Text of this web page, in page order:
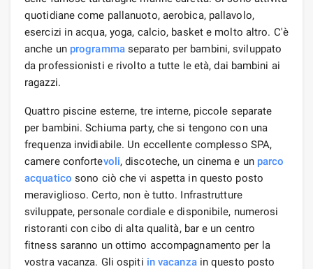
quotidiane come pallanuoto, aerobica, pallavolo,
esercizi in acqua, yoga, calcio, basket e molto altro. C'è
anche un programmaseparato per bambini, sviluppato
da professionisti e rivolto a tutte le età, dai bambini ai
ragazzi.
Quattro piscine esterne, tre interne, piccole separate
per bambini. Schiuma party, che si tengono con una
frequenza invidiabile. Un eccellente complesso SPA,
camere confortevoli, discoteche, un cinema e un parco
acquatico sono ciò che vi aspetta in questo posto
meraviglioso. Certo, non è tutto. Infrastrutture
sviluppate, personale cordiale e disponibile, numerosi
ristoranti con cibo di alta qualità, bar e un centro
fitness saranno un ottimo accompagnamento per la
vostra vacanza. Gli ospiti in vacanzain questo posto